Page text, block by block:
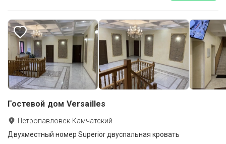
Гостевой дом Versailles
Петропавловск-Камчатский
Двухместный номер Superior двуспальная кровать